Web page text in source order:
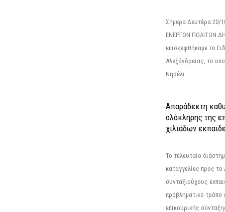
Σήμερα Δευτέρα
ΕΝΕΡΓΩΝ ΠΟΛΙΤΩΝ
επισκεφθήκαμε το
Αλεξάνδρειας, το
Νησέλι.
Απαράδεκτη
ολόκληρης της
χιλιάδων
Το τελευταίο
καταγγελίες προς
συνταξιούχους
προβληματικό τρόπο
επικουρικής